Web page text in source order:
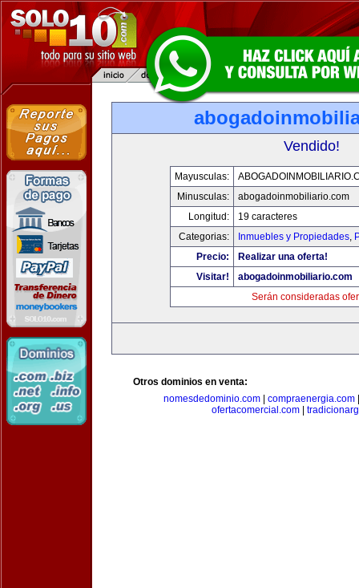
Vendido!
Mayusculas:
Minusculas:
abogadoinmobiliario.com
Longitud:
19 caracteres
Categorias:
Inmuebles y Propiedades,
Precio:
Realizar una oferta!
Visitar!
abogadoinmobiliario.com
Serán consideradas
Otros dominios en venta:
nomesdedominio.com| compraenergia.com
ofertacomercial.com